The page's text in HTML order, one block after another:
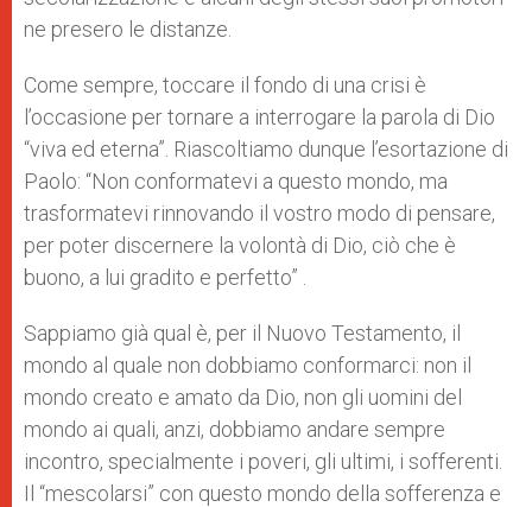
ne presero le distanze.
Come sempre, toccare il fondo di una crisi è
l’occasione per tornare a interrogare la parola di Dio
“viva ed eterna”. Riascoltiamo dunque l’esortazione di
Paolo: “Non conformatevi a questo mondo, ma
trasformatevi rinnovando il vostro modo di pensare,
per poter discernere la volontà di Dio, ciò che è
buono, a lui gradito e perfetto” .
Sappiamo già qual è, per il Nuovo Testamento, il
mondo al quale non dobbiamo conformarci: non il
mondo creato e amato da Dio, non gli uomini del
mondo ai quali, anzi, dobbiamo andare sempre
incontro, specialmente i poveri, gli ultimi, i sofferenti.
Il “mescolarsi” con questo mondo della sofferenza e